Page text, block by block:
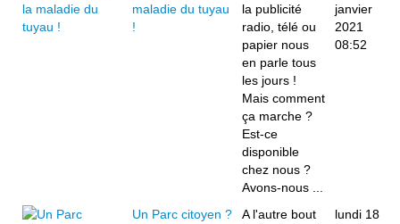
maladie du tuyau
!
la publicité
radio, télé ou
papier nous
en parle tous
les jours !
Mais comment
ça marche ?
Est-ce
disponible
chez nous ?
Avons-nous ...
janvier
2021
08:52
Un Parc citoyen ?
A l'autre bout
lundi 18